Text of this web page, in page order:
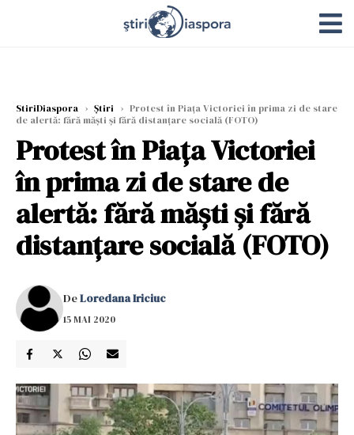
StiriDiaspora › Știri › Protest în Piața Victoriei în prima zi de stare
de alertă: fără măști și fără distanțare socială (FOTO)
Protest în Piața Victoriei
în prima zi de stare de
alertă: fără măști și fără
distanțare socială (FOTO)
DeLoredana Iriciuc
15 MAI 2020